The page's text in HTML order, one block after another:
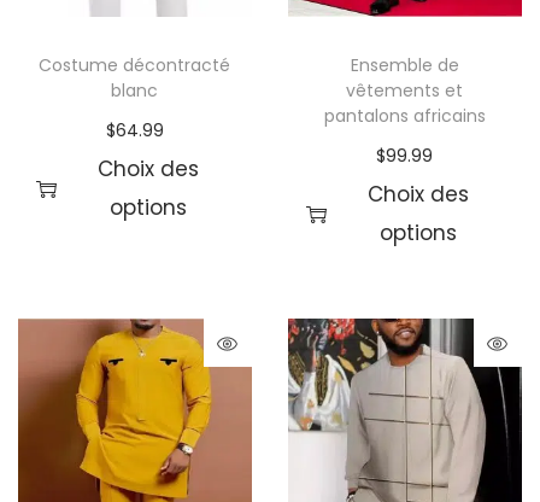
Costume décontracté
blanc
$64.99
Choix des
options
Ensemble de
vêtements et
pantalons africains
$99.99
Choix des
options